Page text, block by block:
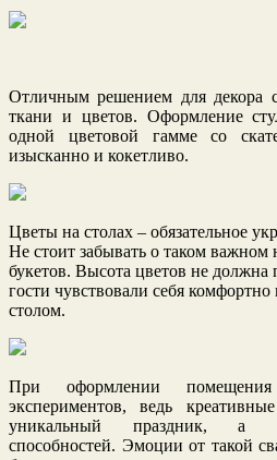
Отличным решением для декора
ткани и цветов. Оформление
одной цветовой гамме со
изысканно и кокетливо.
Цветы на столах – обязательное
Не стоит забывать о таком важном
букетов. Высота цветов не
гости чувствовали себя
столом.
При оформлении
экспериментов, ведь
уникальный праздник, а
способностей. Эмоции от такой